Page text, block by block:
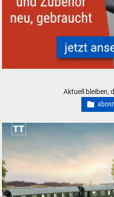
Aktuell bleiben,